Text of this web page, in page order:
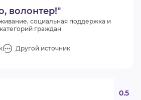
волонтер!"
социальная поддержка и
граждан
Другой источник
0.5